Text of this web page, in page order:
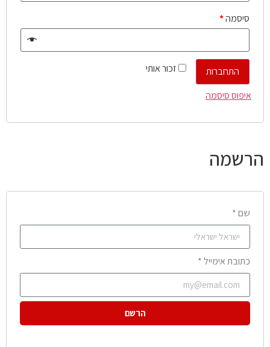
סיסמה*
זכור אותי
התחברות
איפוס סיסמה
הרשמה
שם *
כתובת אימייל *
הרשם